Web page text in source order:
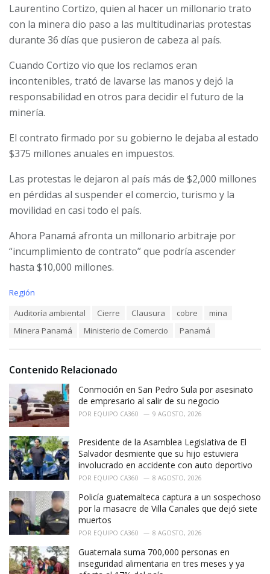
Laurentino Cortizo, quien al hacer un millonario trato
con la minera dio paso a las multitudinarias protestas
durante 36 días que pusieron de cabeza al país.
Cuando Cortizo vio que los reclamos eran
incontenibles, trató de lavarse las manos y dejó la
responsabilidad en otros para decidir el futuro de la
minería.
El contrato firmado por su gobierno le dejaba al estado
$375 millones anuales en impuestos.
Las protestas le dejaron al país más de $2,000 millones
en pérdidas al suspender el comercio, turismo y la
movilidad en casi todo el país.
Ahora Panamá afronta un millonario arbitraje por
“incumplimiento de contrato” que podría ascender
hasta $10,000 millones.
C
i
:
Región
Auditoría ambiental Cierre Clausura cobre
mina
Minera Panamá
Ministerio de Comercio Panamá
Contenido Relacionado
Conmoción en San Pedro Sula por asesinato
de empresario al salir de su negocio
POR EQUIPO CA360 9 AGOSTO, 2026
Presidente de la Asamblea Legislativa de El
Salvador desmiente que su hijo estuviera
involucrado en accidente con auto deportivo
POR EQUIPO CA360 8 AGOSTO, 2026
Policía guatemalteca captura a un sospechoso
por la masacre de Villa Canales que dejó siete
muertos
POR EQUIPO CA360 8 AGOSTO, 2026
Guatemala suma 700,000 personas en
inseguridad alimentaria en tres meses y ya